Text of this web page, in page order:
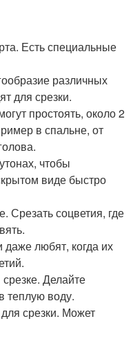
Есть специальные
различных
для срезки.
простоять, около 2
в спальне, от
чтобы
виде быстро
Срезать соцветия, где
даже любят, когда их
Делайте
теплую воду.
срезки. Может